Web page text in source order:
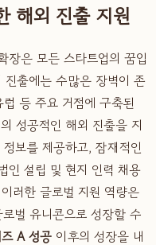
해외 진출 지원
장은 모든 스타트업의 꿈입
출에는 수많은 장벽이 존
등 주요 거점에 구축된
성공적인 해외 진출을 지
보를 제공하고, 잠재적인
인 설립 및 현지 인력 채용
러한 글로벌 지원 역량은
벌 유니콘으로 성장할 수
A 성공 이후의 성장을 내